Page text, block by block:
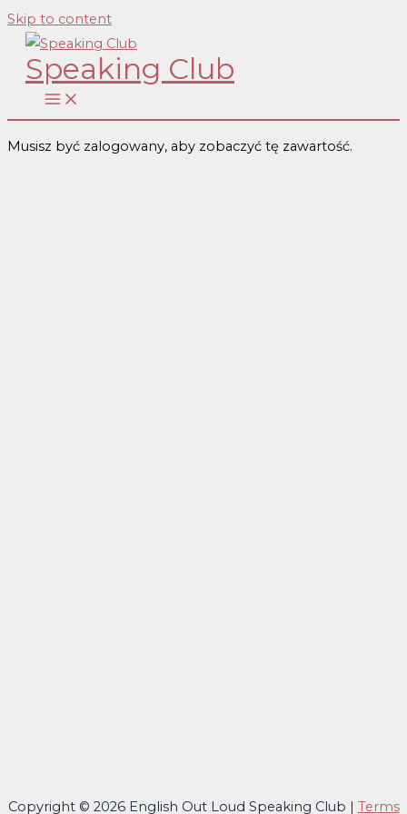
Skip to content
Speaking Club
Musisz być zalogowany, aby zobaczyć tę zawartość.
Copyright © 2026 English Out Loud Speaking Club | Terms